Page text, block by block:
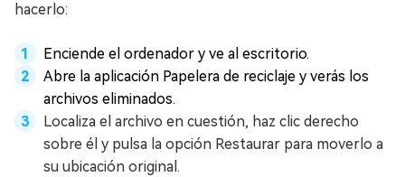
hacerlo:
Enciende el ordenador y ve al escritorio.
Abre la aplicación Papelera de reciclaje y verás los
archivos eliminados.
Localiza el archivo en cuestión, haz clic derecho
sobre él y pulsa la opción Restaurar para moverlo a
su ubicación original.